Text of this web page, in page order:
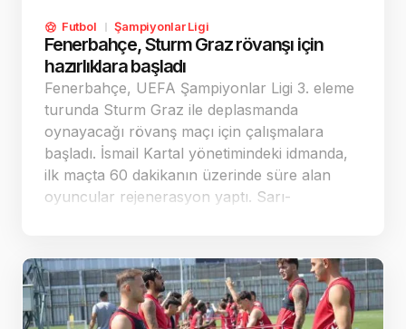
Futbol Şampiyonlar Ligi
Fenerbahçe, Sturm Graz rövanşı için
hazırlıklara başladı
Fenerbahçe, UEFA Şampiyonlar Ligi 3. eleme
turunda Sturm Graz ile deplasmanda
oynayacağı rövanş maçı için çalışmalara
başladı. İsmail Kartal yönetimindeki idmanda,
ilk maçta 60 dakikanın üzerinde süre alan
oyuncular rejenerasyon yaptı. Sarı-